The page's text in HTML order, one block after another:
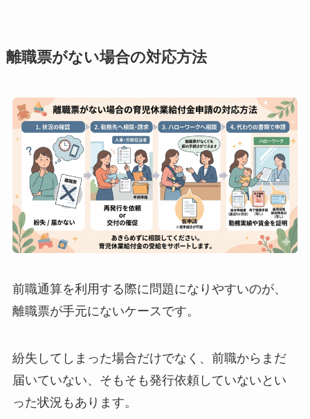
離職票がない場合の対応方法
前職通算を利用する際に問題になりやすいのが、
離職票が手元にないケースです。
紛失してしまった場合だけでなく、前職からまだ
届いていない、そもそも発行依頼していないとい
った状況もあります。